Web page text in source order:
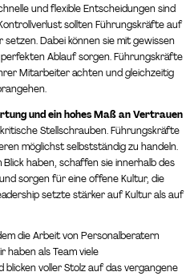
und flexible Entscheidungen sind
sollten Führungskräfte auf
Dabei können sie mit gewissen
Ablauf sorgen. Führungskräfte
Mitarbeiter achten und gleichzeitig
und ein hohes Maß an Vertrauen
Stellschrauben. Führungskräfte
möglichst selbstständig zu handeln.
haben, schaffen sie innerhalb des
sorgen für eine offene Kultur, die
setzte stärker auf Kultur als auf
die Arbeit von Personalberatern
haben als Team viele
voller Stolz auf das vergangene